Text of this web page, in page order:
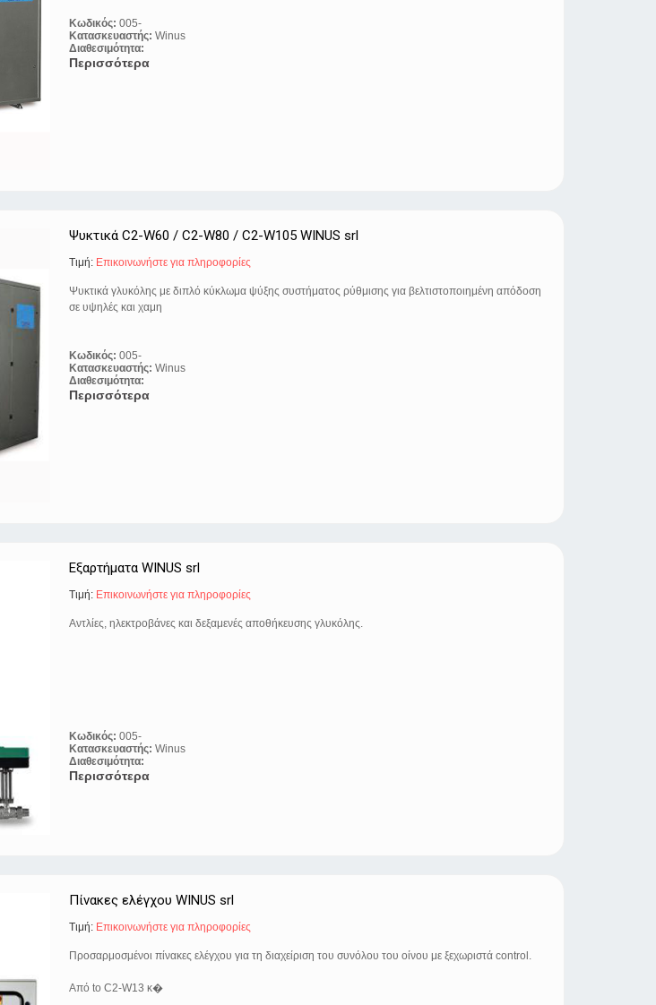
Κωδικός:005-
Κατασκευαστής: Winus
Διαθεσιμότητα:
Περισσότερα
Ψυκτικά C2-W60 / C2-W80 / C2-W105 WINUS srl
Τιμή: Eπικοινωνήστε για πληροφορίες
Ψυκτικά γλυκόλης με διπλό κύκλωμα ψύξης συστήματος ρύθμισης για βελτιστοποιημένη απόδοση
σε υψηλές και χαμη
Κωδικός:005-
Κατασκευαστής: Winus
Διαθεσιμότητα:
Περισσότερα
Εξαρτήματα WINUS srl
Τιμή: Eπικοινωνήστε για πληροφορίες
Αντλίες, ηλεκτροβάνες και δεξαμενές αποθήκευσης γλυκόλης.
Κωδικός:005-
Κατασκευαστής: Winus
Διαθεσιμότητα:
Περισσότερα
Πίνακες ελέγχου WINUS srl
Τιμή: Eπικοινωνήστε για πληροφορίες
Προσαρμοσμένοι πίνακες ελέγχου για τη διαχείριση του συνόλου του οίνου με ξεχωριστά control.
Aπό to C2-W13 κ�